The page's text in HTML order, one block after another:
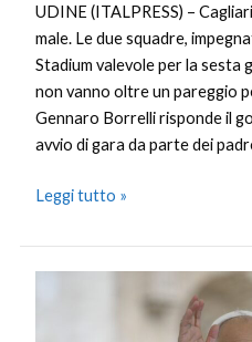
UDINE (ITALPRESS) –
male. Le due squadre,
Stadium valevole per la sesta
non vanno oltre un pareggio
Gennaro Borrelli risponde il
avvio di gara da parte dei
Leggi tutto »